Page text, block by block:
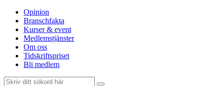
Opinion
Branschfakta
Kurser & event
Medlemstjänster
Om oss
Tidskriftspriset
Bli medlem